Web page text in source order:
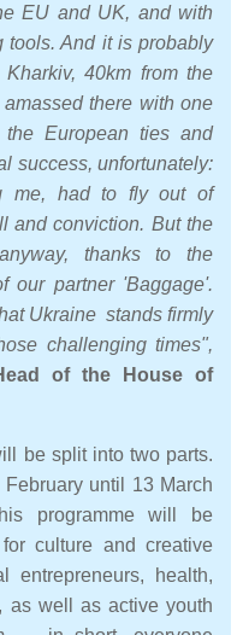
EU and UK, and with
tools. And it is probably
40km from the
there with one
European ties and
success, unfortunately:
me, had to fly out of
and conviction. But the
thanks to the
our partner 'Baggage'.
Ukraine stands firmly
challenging times",
of the House of
be split into two parts.
until 13 March
programme will be
culture and creative
entrepreneurs, health,
as well as active youth